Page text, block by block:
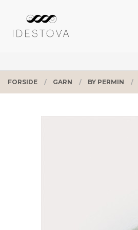
innholdet
PRODUKTER
FORSIDE GARN BY PERMIN